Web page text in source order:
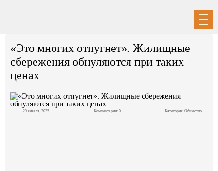
Регистрация
Политика
«Это многих отпугнет». Жилищные
сбережения обнуляются при таких
ценах
29 января, 2025 Комментарии: 0 Категория: Общество